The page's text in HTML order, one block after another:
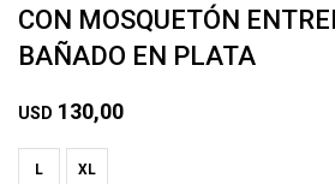
CON MOSQUETÓN
BAÑADO EN PLATA
USD 130,00
L XL